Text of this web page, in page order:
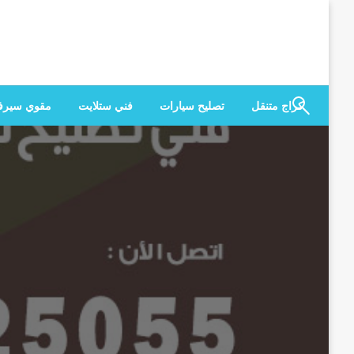
كراج متنقل
تصليح سيارات فني ستلايت مقوي